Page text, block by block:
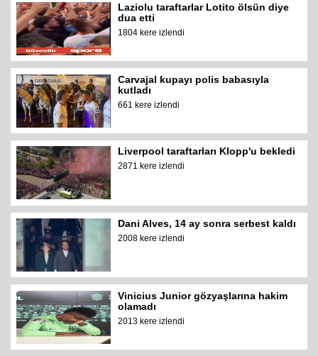
Laziolu taraftarlar Lotito ölsün diye
dua etti
1804 kere izlendi
Carvajal kupayı polis babasıyla
kutladı
661 kere izlendi
Liverpool taraftarları Klopp'u bekledi
2871 kere izlendi
Dani Alves, 14 ay sonra serbest kaldı
2008 kere izlendi
Vinicius Junior gözyaşlarına hakim
olamadı
2013 kere izlendi